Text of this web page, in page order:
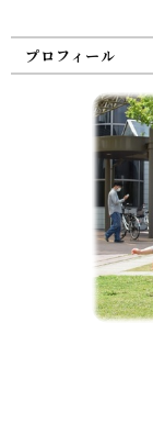
プロフィール